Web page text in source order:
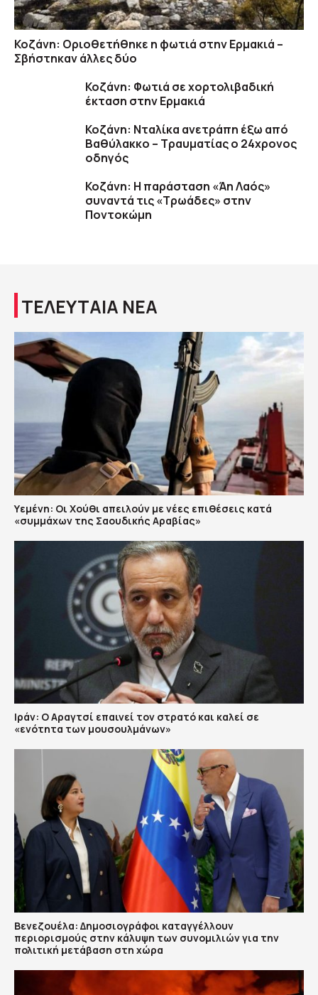
Κοζάνη: Οριοθετήθηκε η φωτιά στην Ερμακιά –
Σβήστηκαν άλλες δύο
Κοζάνη: Φωτιά σε χορτολιβαδική
έκταση στην Ερμακιά
Κοζάνη: Νταλίκα ανετράπη έξω από
Βαθύλακκο – Τραυματίας ο 24χρονος
οδηγός
Κοζάνη: Η παράσταση «Άη Λαός»
συναντά τις «Τρωάδες» στην
Ποντοκώμη
ΤΕΛΕΥΤΑΙΑ ΝΕΑ
Υεμένη: Οι Χούθι απειλούν με νέες επιθέσεις κατά
«συμμάχων της Σαουδικής Αραβίας»
Ιράν: Ο Αραγτσί επαινεί τον στρατό και καλεί σε
«ενότητα των μουσουλμάνων»
Βενεζουέλα: Δημοσιογράφοι καταγγέλλουν
περιορισμούς στην κάλυψη των συνομιλιών για την
πολιτική μετάβαση στη χώρα